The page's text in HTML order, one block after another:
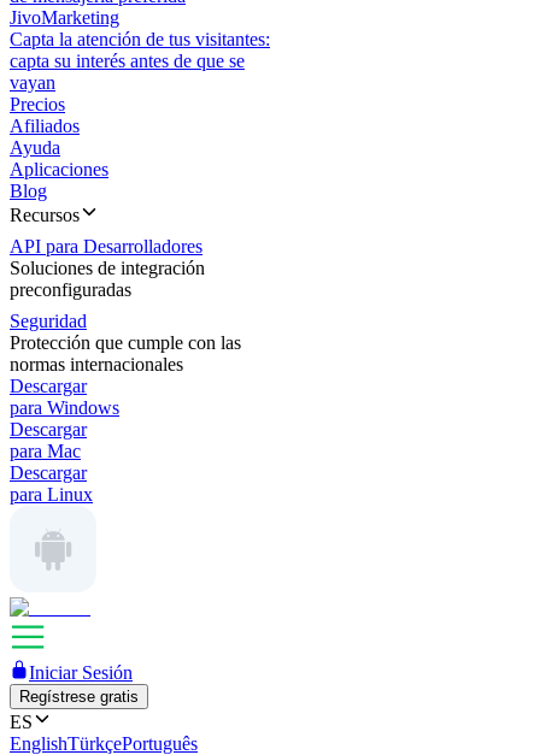
JivoMarketing
Capta la atención de tus visitantes:
capta su interés antes de que se
vayan
Precios
Afiliados
Ayuda
Aplicaciones
Blog
Recursos
API para Desarrolladores
Soluciones de integración
preconfiguradas
Seguridad
Protección que cumple con las
normas internacionales
Descargar
para Windows
Descargar
para Mac
Descargar
para Linux
Iniciar Sesión
Regístrese gratis
ES
EnglishTürkçePortuguês